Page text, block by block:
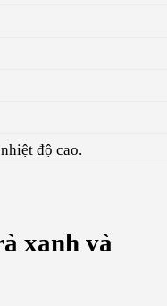
độ cao.
xanh và